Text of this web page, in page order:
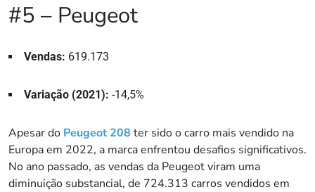
#5 – Peugeot
Vendas: 619.173
Variação (2021): -14,5%
Apesar do Peugeot 208 ter sido o carro mais vendido na
Europa em 2022, a marca enfrentou desafios significativos.
No ano passado, as vendas da Peugeot viram uma
diminuição substancial, de 724.313 carros vendidos em